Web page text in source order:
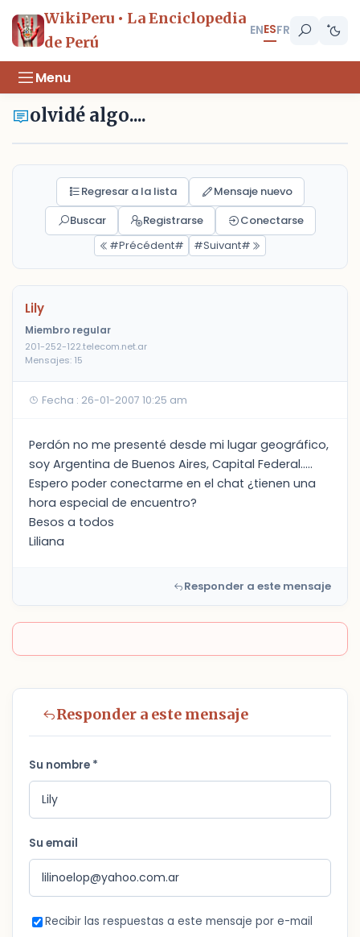
WikiPeru • La Enciclopedia
de Perú
ENESFR
Menu
olvidé algo....
Regresar a la lista
Mensaje nuevo
Buscar
Registrarse
Conectarse
#Précédent#
#Suivant#
Lily
Miembro regular
201-252-122.telecom.net.ar
Mensajes: 15
Fecha : 26-01-2007 10:25 am
Perdón no me presenté desde mi lugar geográfico,
soy Argentina de Buenos Aires, Capital Federal.....
Espero poder conectarme en el chat ¿tienen una
hora especial de encuentro?
Besos a todos
Liliana
Responder a este mensaje
Responder a este mensaje
Su nombre *
Su email
Recibir las respuestas a este mensaje por e-mail